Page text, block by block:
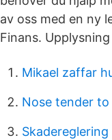
av oss med en ny
Finans.
Mikael zaffar
Nose tender
Skadereglering